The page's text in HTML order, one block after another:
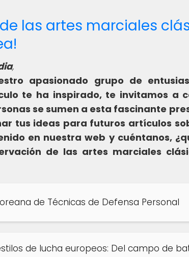
las artes marciales
,
apasionado grupo de
te ha inspirado, te invitamos a
se sumen a esta fascinante
tus ideas para futuros artículos
en nuestra web y cuéntanos,
de las artes marciales
de Técnicas de Defensa Personal
de lucha europeos: Del campo de